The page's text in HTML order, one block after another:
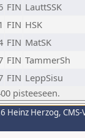
FIN LauttSSK
FIN HSK
FIN MatSK
FIN TammerSh
FIN LeppSisu
pisteeseen.
Heinz Herzog,